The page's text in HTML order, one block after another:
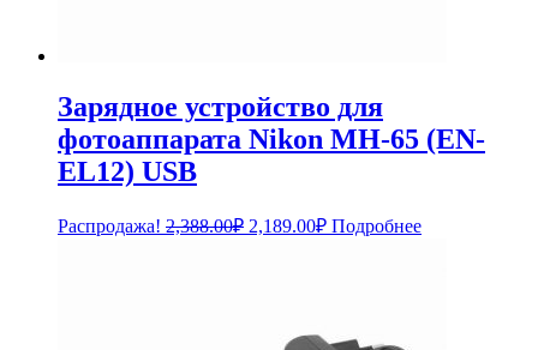
Зарядное устройство для
фотоаппарата Nikon MH-65 (EN-
EL12) USB
Распродажа! 2,388.00₽ Первоначальная
2,189.00₽Текущая
цена:
Подробнее